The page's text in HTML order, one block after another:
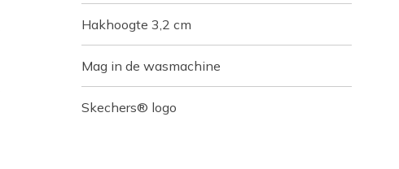
Hakhoogte 3,2 cm
Mag in de wasmachine
Skechers® logo